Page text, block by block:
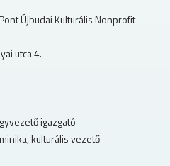
Újbudai Kulturális Nonprofit
utca 4.
igazgató
kulturális vezető